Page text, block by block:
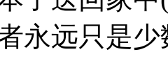
永远只是少